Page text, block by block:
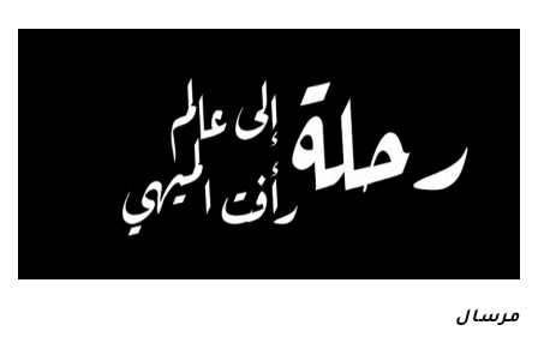
مرسال